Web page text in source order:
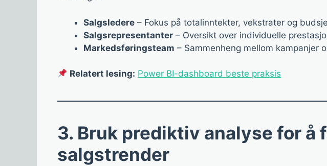
Salgsledere – Fokus på totalinntekter, vekstrater og
Salgsrepresentanter – Oversikt over individuelle
Markedsføringsteam – Sammenheng mellom kampanjer
Relatert lesing: Power BI-dashboard beste praksis
3. Bruk prediktiv analyse for å
salgstrender